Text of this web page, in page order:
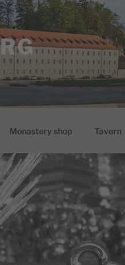
Monastery shop Tavern